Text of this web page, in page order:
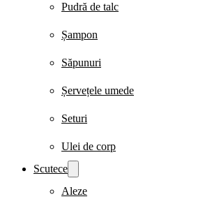
Pudră de talc
Șampon
Săpunuri
Șervețele umede
Seturi
Ulei de corp
Scutece
Aleze